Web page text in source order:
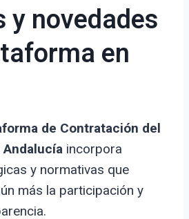
y novedades
en
de Contratación del
incorpora
y normativas que
más la participación y